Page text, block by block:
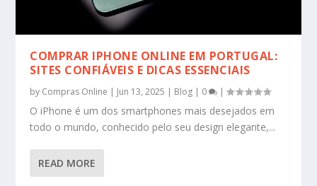
COMPRAR IPHONE ONLINE EM PORTUGAL:
SITES CONFIÁVEIS E DICAS ESSENCIAIS
by Compras Online | Jun 13, 2025 | Blog | 0 |
O iPhone é um dos smartphones mais desejados em
todo o mundo, conhecido pelo seu design elegante,...
READ MORE